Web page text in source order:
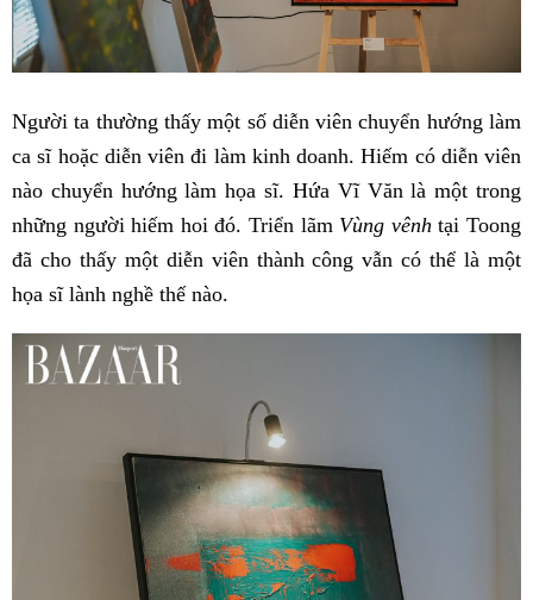
Người ta thường thấy một số diễn viên chuyển hướng làm
ca sĩ hoặc diễn viên đi làm kinh doanh. Hiếm có diễn viên
nào chuyển hướng làm họa sĩ. Hứa Vĩ Văn là một trong
những người hiếm hoi đó. Triển lãm Vùng vênhtại Toong
đã cho thấy một diễn viên thành công vẫn có thể là một
họa sĩ lành nghề thế nào.